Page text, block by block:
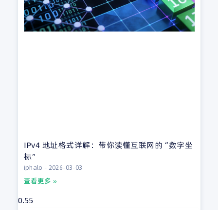
IPv4 地址格式详解：带你读懂互联网的“数字坐
标”
iphalo 2026-03-03
查看更多 »